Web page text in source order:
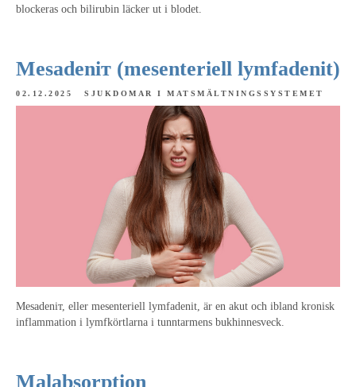
blockeras och bilirubin läcker ut i blodet.
Mesadeniт (mesenteriell lymfadenit)
02.12.2025 SJUKDOMAR I MATSMÄLTNINGSSYSTEMET
Mesadeniт, eller mesenteriell lymfadenit, är en akut och ibland kronisk
inflammation i lymfkörtlarna i tunntarmens bukhinnesveck.
Malabsorption